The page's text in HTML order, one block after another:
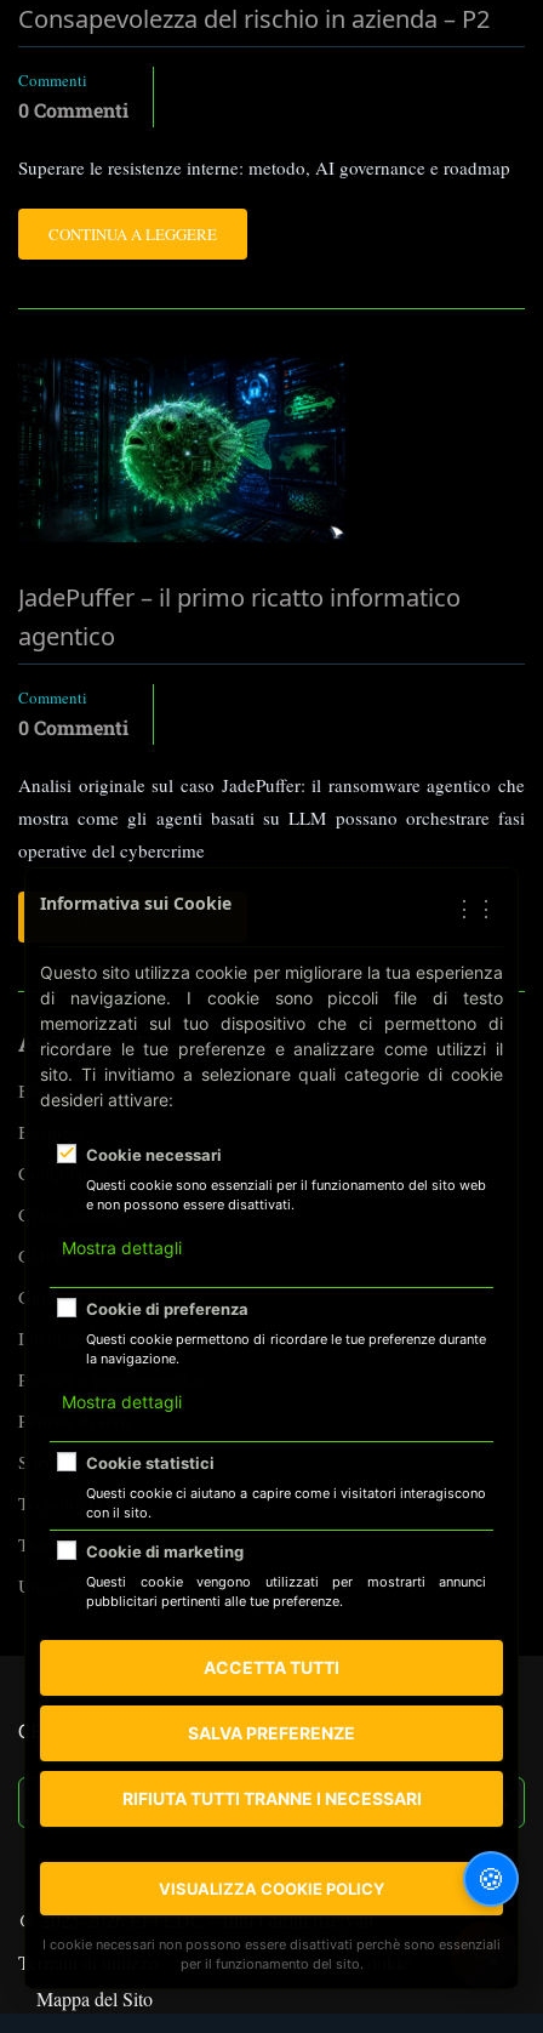
Consapevolezza del rischio in azienda – P2
Commenti
0 Commenti
Superare le resistenze interne: metodo, AI governance e roadmap
LEGGI
TUTTO
CONSAPEVOLEZZA
RISCHIO
IN
AZIENDA
–
CONTINUA A LEGGERE
JadePuffer – il primo ricatto informatico
agentico
Commenti
0 Commenti
Analisi originale sul caso JadePuffer: il ransomware agentico che
mostra come gli agenti basati su LLM possano orchestrare fasi
operative del cybercrime
LEGGI
SU
JADEPUFFER
IL
PRIMO
RICATTO
INFORMATICO
ARGOMENTI
Biometria
Business
Compliance
Cyber Security
GDPR
Guide Pratiche
Intelligenza Artificiale
Privacy e protezione dati
Puntate di serie
Sorveglianza
Tecnologia
Tracking
Uncategorized
CERCA NEL SITO
@ 2025-2026 EFFEDC - Tutti i diritti riservati
Termini di utilizzo
Informativa Privacy
Cookie
Mappa del Sito
🔍
Informativa sui Cookie ⋮⋮
Questo sito utilizza cookie per migliorare la tua esperienza
di navigazione. I cookie sono piccoli file di testo
memorizzati sul tuo dispositivo che ci permettono di
ricordare le tue preferenze e analizzare come utilizzi il
sito. Ti invitiamo a selezionare quali categorie di cookie
desideri attivare:
Cookie necessari
Questi cookie sono essenziali per il funzionamento del sito web
e non possono essere disattivati.
Mostra dettagli
Cookie di preferenza
Questi cookie permettono di ricordare le tue preferenze durante
la navigazione.
Mostra dettagli
Cookie statistici
Questi cookie ci aiutano a capire come i visitatori interagiscono
con il sito.
Cookie di marketing
Questi cookie vengono utilizzati per mostrarti annunci
pubblicitari pertinenti alle tue preferenze.
ACCETTA TUTTI
SALVA PREFERENZE
RIFIUTA TUTTI TRANNE I NECESSARI
VISUALIZZA COOKIE POLICY
I cookie necessari non possono essere disattivati perchè sono essenziali
per il funzionamento del sito.
🍪